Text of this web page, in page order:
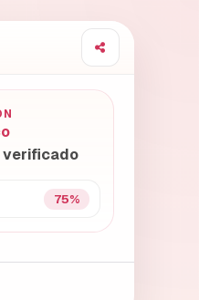
verificado
75%